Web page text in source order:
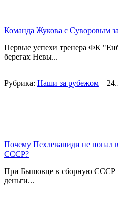
Команда Жукова с Суворовым
Первые успехи тренера ФК
берегах Невы...
Рубрика: Наши за рубежом
Почему Пехлеваниди не попал
СССР?
При Бышовце в сборную СССР
деньги...